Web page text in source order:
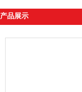
产品展示